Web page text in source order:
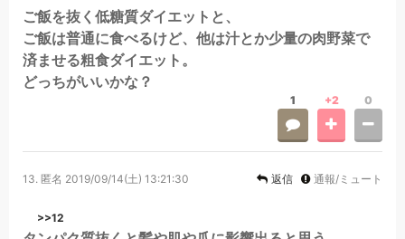
ご飯を抜く低糖質ダイエットと、
ご飯は普通に食べるけど、他は汁とか少量の肉野菜で
済ませる粗食ダイエット。
どっちがいいかな？
1 +2 0
13. 匿名 2019/09/14(土) 13:21:30 返信 通報/ミュート
>>12